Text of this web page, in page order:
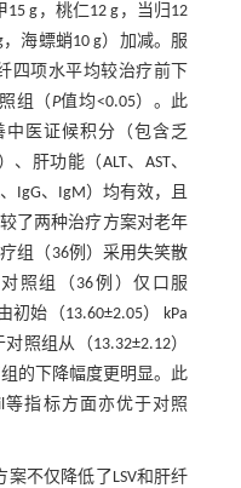
g，桃仁12 g，当归12
海螵蛸10 g）加减。服
四项水平均较治疗前下
组（P值均<0.05）。此
医证候积分（包含乏
肝功能（ALT、AST、
IgG、IgM）均有效，且
了两种治疗方案对老年
组（36例）采用失笑散
照组（36例）仅口服
初始（13.60±2.05） kPa
照组从（13.32±2.12）
组的下降幅度更明显。此
等指标方面亦优于对照
案不仅降低了LSV和肝纤